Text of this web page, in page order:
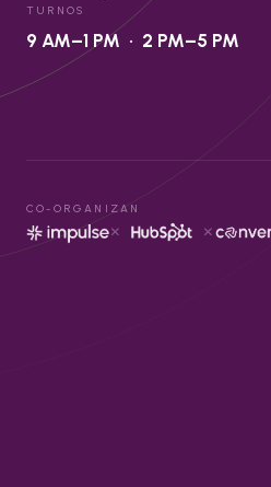
TURNOS
9 AM–1 PM · 2 PM–5 PM
CO-ORGANIZAN
× ×